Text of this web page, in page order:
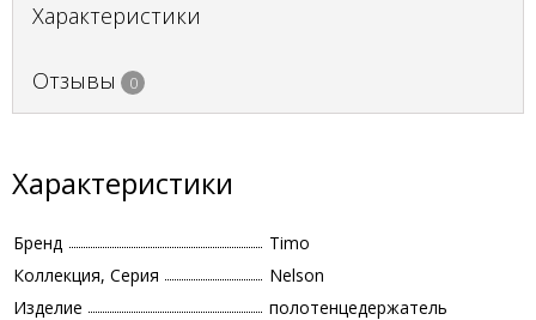
Характеристики
Отзывы 0
Характеристики
Бренд
Timo
Коллекция, Серия
Nelson
Изделие
полотенцедержатель